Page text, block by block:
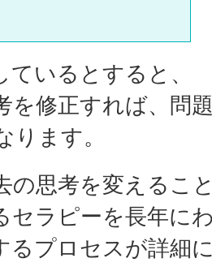
ているとすると、
を修正すれば、問
ります。
の思考を変えるこ
セラピーを長年に
るプロセスが詳細